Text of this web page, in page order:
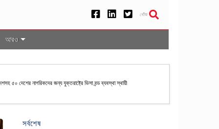
খোঁজ
আরও
৫০ দেশের নাগরিকদের জন্য যুক্তরাষ্ট্রে ভিসা বন্ড ব্যবস্থা স্থায়ী
সর্বশেষ